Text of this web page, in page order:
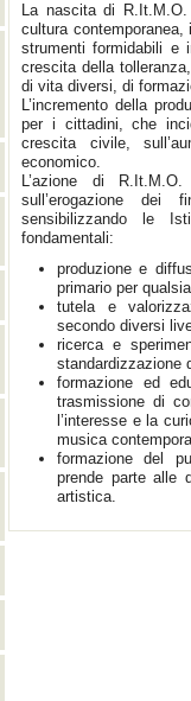
La nascita di
cultura
strumenti formidabili e
crescita della
di vita diversi, di
L’incremento della
per i cittadini, che
crescita civile,
economico.
L’azione di
sull’erogazione dei
sensibilizzando le
fondamentali:
produzione e
primario per
tutela e
secondo diversi
ricerca e
standardizzazione
formazione ed
trasmissione di
l’interesse e la
musica
formazione del
prende parte alle
artistica.